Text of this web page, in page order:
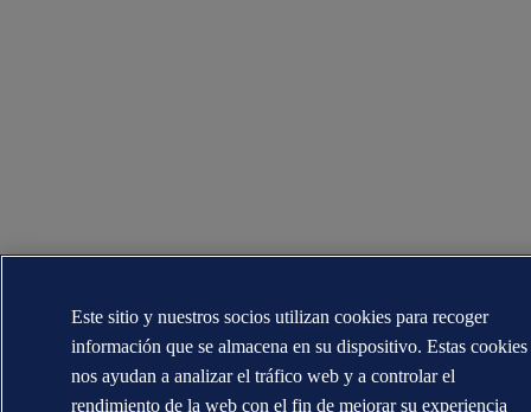
Este sitio y nuestros socios utilizan cookies para recoger
información que se almacena en su dispositivo. Estas cookies
nos ayudan a analizar el tráfico web y a controlar el
rendimiento de la web con el fin de mejorar su experiencia